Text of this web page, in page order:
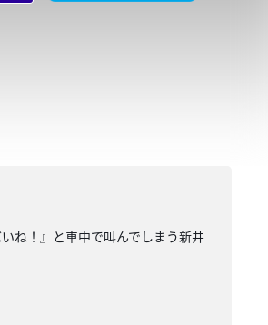
ね！』と車中で叫んでしまう新井